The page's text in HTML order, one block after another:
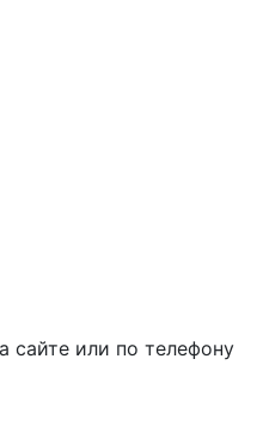
сайте или по телефону